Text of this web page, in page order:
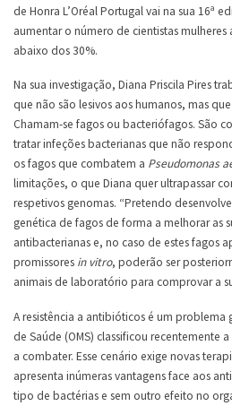
de Honra L’Oréal Portugal vai na sua 16ª
aumentar o número de cientistas
abaixo dos 30%.
Na sua investigação, Diana Priscila Pires
que não são lesivos aos humanos, mas
Chamam-se fagos ou bacteriófagos. São
tratar infeções bacterianas que não
os fagos que combatem a Pseudomonas
limitações, o que Diana quer ultrapassar
respetivos genomas. “Pretendo
genética de fagos de forma a melhorar as
antibacterianas e, no caso de estes fagos
promissores in vitro, poderão ser
animais de laboratório para comprovar a
A resistência a antibióticos é um problema
de Saúde (OMS) classificou recentemente a
a combater. Esse cenário exige novas
apresenta inúmeras vantagens face aos
tipo de bactérias e sem outro efeito no